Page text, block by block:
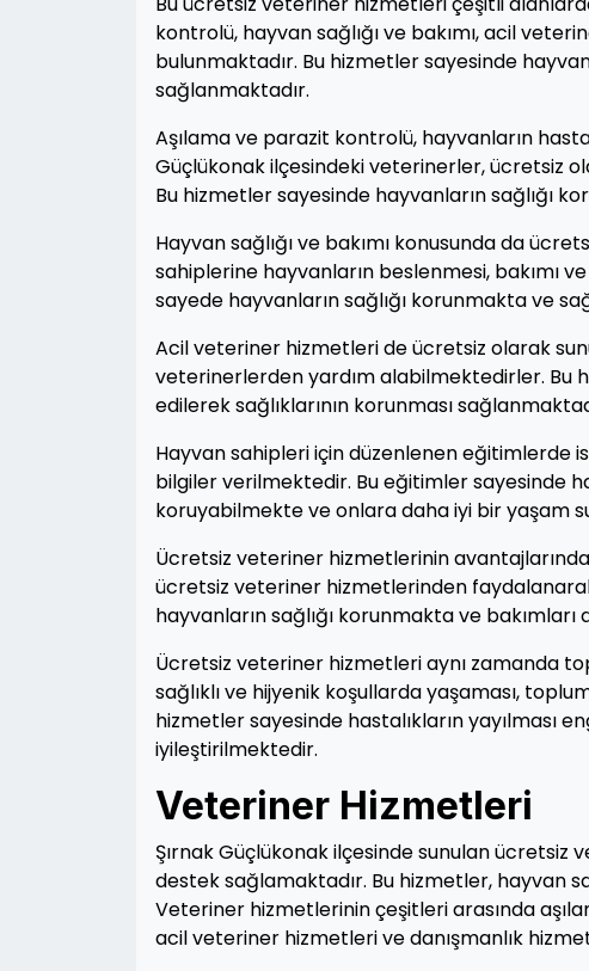
kontrolü, hayvan sağlığı ve bakımı, acil
bulunmaktadır. Bu hizmetler sayesinde
sağlanmaktadır.
Aşılama ve parazit kontrolü, hayvanların
Güçlükonak ilçesindeki veterinerler, ücretsiz
Bu hizmetler sayesinde hayvanların sağlığı
Hayvan sağlığı ve bakımı konusunda da
sahiplerine hayvanların beslenmesi, bakımı
sayede hayvanların sağlığı korunmakta ve
Acil veteriner hizmetleri de ücretsiz olarak
veterinerlerden yardım alabilmektedirler. Bu
edilerek sağlıklarının korunması
Hayvan sahipleri için düzenlenen eğitimlerde
bilgiler verilmektedir. Bu eğitimler sayesinde
koruyabilmekte ve onlara daha iyi bir yaşam
Ücretsiz veteriner hizmetlerinin
ücretsiz veteriner hizmetlerinden
hayvanların sağlığı korunmakta ve
Ücretsiz veteriner hizmetleri aynı zamanda
sağlıklı ve hijyenik koşullarda yaşaması,
hizmetler sayesinde hastalıkların yayılması
iyileştirilmektedir.
Veteriner Hizmetleri
Şırnak Güçlükonak ilçesinde sunulan
destek sağlamaktadır. Bu hizmetler, hayvan
Veteriner hizmetlerinin çeşitleri arasında
acil veteriner hizmetleri ve danışmanlık